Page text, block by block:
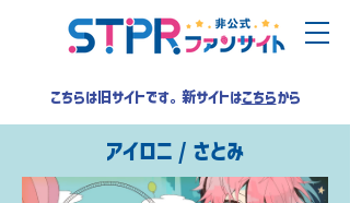
こちらは旧サイトです。新サイトはこちらから
アイロニ / さとみ